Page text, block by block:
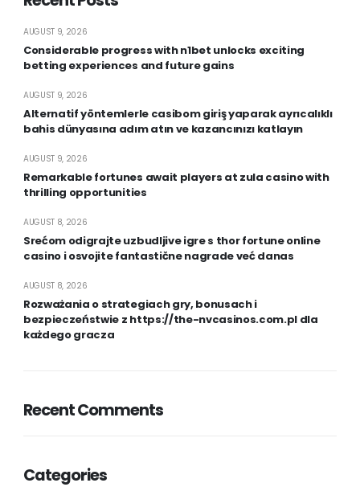
Considerable progress with n1bet unlocks exciting
betting experiences and future gains
AUGUST 9, 2026
Alternatif yöntemlerle casibom giriş yaparak ayrıcalıklı
bahis dünyasına adım atın ve kazancınızı katlayın
AUGUST 9, 2026
Remarkable fortunes await players at zula casino with
thrilling opportunities
AUGUST 9, 2026
Srećom odigrajte uzbudljive igre s thor fortune online
casino i osvojite fantastične nagrade već danas
AUGUST 8, 2026
Rozważania o strategiach gry, bonusach i
bezpieczeństwie z https://the-nvcasinos.com.pl dla
każdego gracza
AUGUST 8, 2026
Recent Comments
Categories